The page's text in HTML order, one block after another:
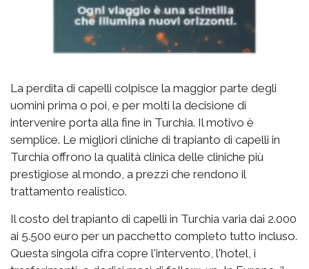
La perdita di capelli colpisce la maggior parte degli
uomini prima o poi, e per molti la decisione di
intervenire porta alla fine in Turchia. Il motivo è
semplice. Le migliori cliniche di trapianto di capelli in
Turchia offrono la qualità clinica delle cliniche più
prestigiose al mondo, a prezzi che rendono il
trattamento realistico.
Il costo del trapianto di capelli in Turchia varia dai 2.000
ai 5.500 euro per un pacchetto completo tutto incluso.
Questa singola cifra copre l'intervento, l'hotel, i